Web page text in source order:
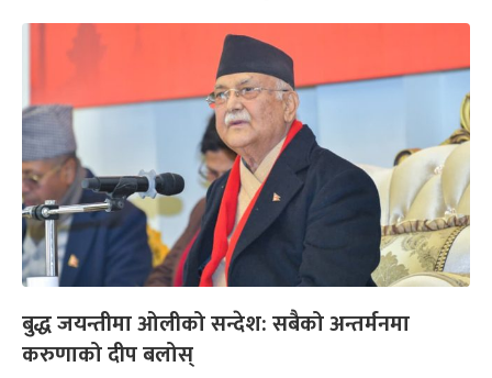
बुद्ध जयन्तीमा ओलीको सन्देश: सबैको अन्तर्मनमा
करुणाको दीप बलोस्